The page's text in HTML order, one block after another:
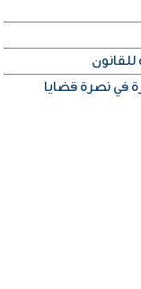
في نصرة قضايا